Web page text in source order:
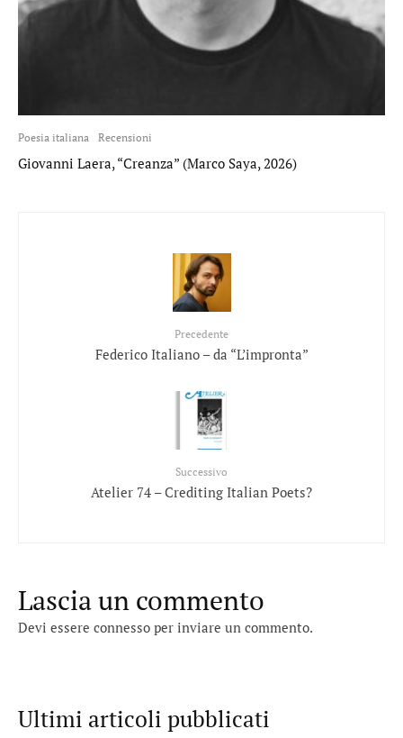
Poesia italiana Recensioni
Giovanni Laera, “Creanza” (Marco Saya, 2026)
Precedente
Federico Italiano – da “L’impronta”
Successivo
Atelier 74 – Crediting Italian Poets?
Lascia un commento
Devi essere connesso per inviare un commento.
Ultimi articoli pubblicati